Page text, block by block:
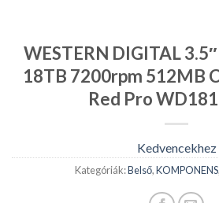
WESTERN DIGITAL
18TB 7200rpm 512MB
Red Pro
Kedvencekhez
Kategóriák:Belső,KOMPONENS,